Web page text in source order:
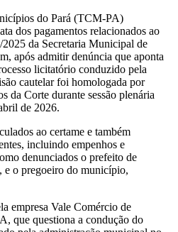
do Pará (TCM-PA)
dos pagamentos relacionados ao
da Secretaria Municipal de
após admitir denúncia que aponta
licitatório conduzido pela
cautelar foi homologada por
da Corte durante sessão plenária
de 2026.
ao certame e também
incluindo empenhos e
denunciados o prefeito de
e o pregoeiro do município,
empresa Vale Comércio de
que questiona a condução do